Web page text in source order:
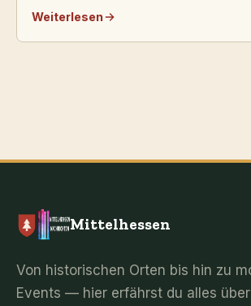
Weiterlesen
Mittelhessen
Von historischen Orten bis hin zu
Events — hier erfährst du alles über